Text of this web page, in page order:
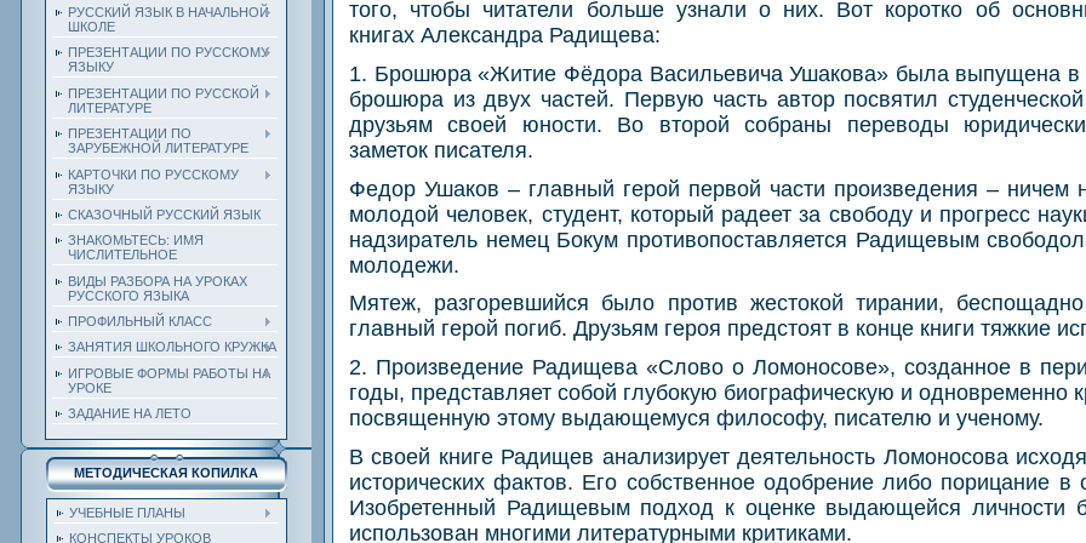
РУССКИЙ ЯЗЫК В НАЧАЛЬНОЙ
ШКОЛЕ
ПРЕЗЕНТАЦИИ ПО РУССКОМУ
ЯЗЫКУ
ПРЕЗЕНТАЦИИ ПО РУССКОЙ
ЛИТЕРАТУРЕ
ПРЕЗЕНТАЦИИ ПО
ЗАРУБЕЖНОЙ ЛИТЕРАТУРЕ
КАРТОЧКИ ПО РУССКОМУ
ЯЗЫКУ
СКАЗОЧНЫЙ РУССКИЙ ЯЗЫК
ЗНАКОМЬТЕСЬ: ИМЯ
ЧИСЛИТЕЛЬНОЕ
ВИДЫ РАЗБОРА НА УРОКАХ
РУССКОГО ЯЗЫКА
ПРОФИЛЬНЫЙ КЛАСС
ЗАНЯТИЯ ШКОЛЬНОГО КРУЖКА
ИГРОВЫЕ ФОРМЫ РАБОТЫ НА
УРОКЕ
ЗАДАНИЕ НА ЛЕТО
МЕТОДИЧЕСКАЯ КОПИЛКА
УЧЕБНЫЕ ПЛАНЫ
КОНСПЕКТЫ УРОКОВ
того, чтобы читатели больше узнали о них. Вот коротко об
книгах Александра Радищева:
1. Брошюра «Житие Фёдора Васильевича Ушакова» была выпущена в
брошюра из двух частей. Первую часть автор посвятил
друзьям своей юности. Во второй собраны переводы
заметок писателя.
Федор Ушаков – главный герой первой части произведения – ничем
молодой человек, студент, который радеет за свободу и прогресс
надзиратель немец Бокум противопоставляется Радищевым
молодежи.
Мятеж, разгоревшийся было против жестокой тирании,
главный герой погиб. Друзьям героя предстоят в конце книги тяжкие
2. Произведение Радищева «Слово о Ломоносове», созданное в
годы, представляет собой глубокую биографическую и одновременно
посвященную этому выдающемуся философу, писателю и ученому.
В своей книге Радищев анализирует деятельность Ломоносова
исторических фактов. Его собственное одобрение либо порицание в
Изобретенный Радищевым подход к оценке выдающейся личности
использован многими литературными критиками.